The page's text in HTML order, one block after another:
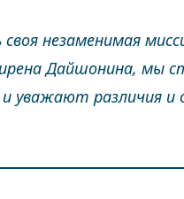
незаменимая
Дайшонина, мы
уважают различия и